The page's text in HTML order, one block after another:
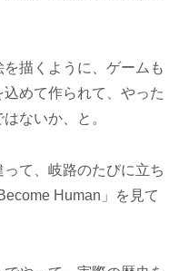
描くように、ゲームも
めて作られて、やった
ないか、と。
て、岐路のたびに立ち
Human」を見て